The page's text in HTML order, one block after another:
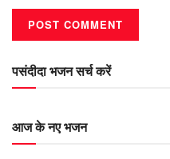
पसंदीदा भजन सर्च करें
आज के नए भजन